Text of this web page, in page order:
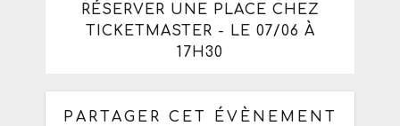
RÉSERVER UNE PLACE CHEZ
TICKETMASTER - LE 07/06 À
17H30
PARTAGER CET ÉVÈNEMENT